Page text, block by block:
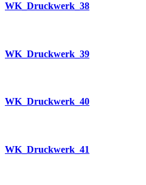
WK_Druckwerk_38
WK_Druckwerk_39
WK_Druckwerk_40
WK_Druckwerk_41